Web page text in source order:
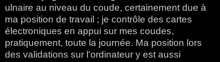
ulnaire au niveau du coude, certainement due à
ma position de travail ; je contrôle des cartes
électroniques en appui sur mes coudes,
pratiquement, toute la journée. Ma position lors
des validations sur l'ordinateur y est aussi